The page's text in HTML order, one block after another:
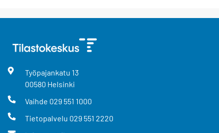
Työpajankatu 13
00580 Helsinki
Vaihde 029 551 1000
Tietopalvelu 029 551 2220